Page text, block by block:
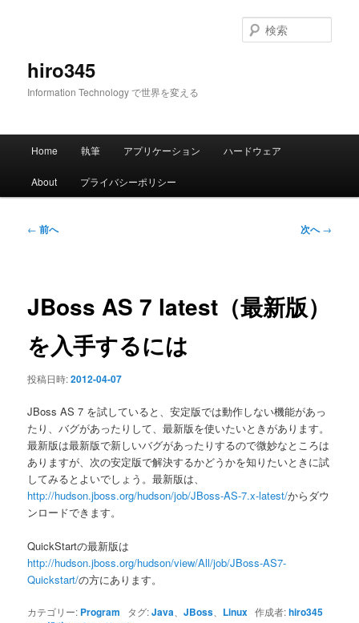
hiro345
Information Technology で世界を変える
索
メ
Home 執筆 アプリケーション ハードウェア
About プライバシーポリシー
投
ー
ョ
ン
← 前へ 次へ→
JBoss AS 7 latest（最新版）
を入手するには
投稿日時:2012-04-07
JBoss AS 7 を試していると、安定版では動作しない機能があっ
たり、バグがあったりして、最新版を使いたいときがあります。
最新版は最新版で新しいバグがあったりするので微妙なところは
ありますが、次の安定版で解決するかどうかを知りたいときに試
してみるとよいでしょう。最新版は、
http://hudson.jboss.org/hudson/job/JBoss-AS-7.x-latest/からダウ
ンロードできます。
QuickStartの最新版は
http://hudson.jboss.org/hudson/view/All/job/JBoss-AS7-
Quickstart/の方にあります。
カテゴリー: Program タグ:Java 、JBoss Linux 作成者:hiro345